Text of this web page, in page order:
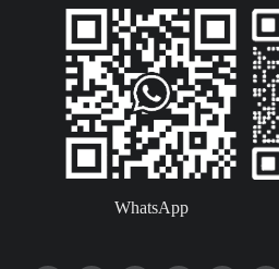
WhatsApp